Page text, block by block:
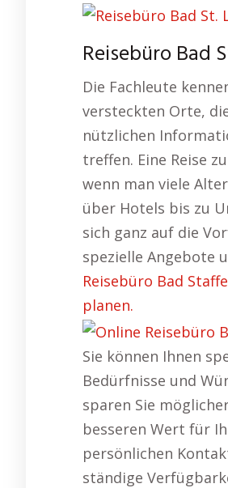
Reisebüro Bad
Die Fachleute
versteckten Orte,
nützlichen
treffen. Eine Reise
wenn man viele
über Hotels bis zu
sich ganz auf die
spezielle Angebote
Reisebüro Bad
planen.
Sie können Ihnen
Bedürfnisse und
sparen Sie
besseren Wert für
persönlichen
ständige